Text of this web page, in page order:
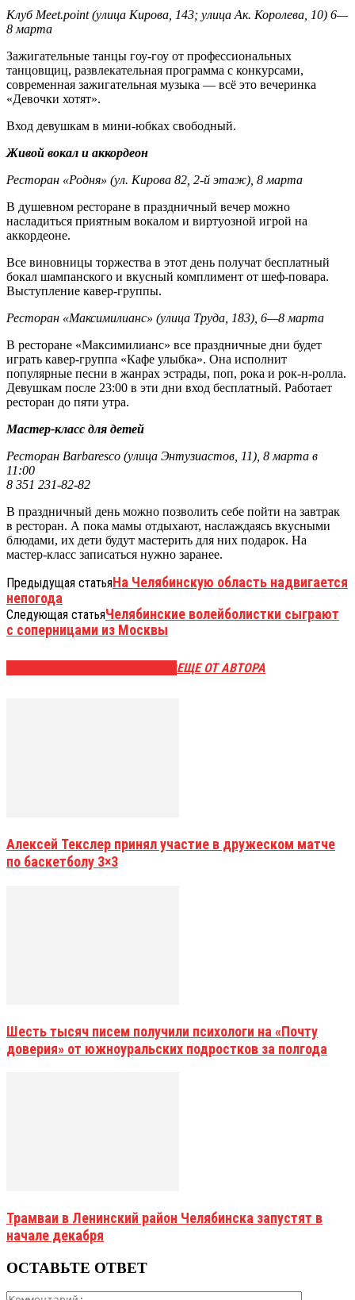
Клуб Meet.point (улица Кирова, 143; улица Ак. Королева, 10) 6—
8 марта
Зажигательные танцы гоу-гоу от профессиональных
танцовщиц, развлекательная программа с конкурсами,
современная зажигательная музыка — всё это вечеринка
«Девочки хотят».
Вход девушкам в мини-юбках свободный.
Живой вокал и аккордеон
Ресторан «Родня» (ул. Кирова 82, 2-й этаж), 8 марта
В душевном ресторане в праздничный вечер можно
насладиться приятным вокалом и виртуозной игрой на
аккордеоне.
Все виновницы торжества в этот день получат бесплатный
бокал шампанского и вкусный комплимент от шеф-повара.
Выступление кавер-группы.
Ресторан «Максимилианс» (улица Труда, 183), 6—8 марта
В ресторане «Максимилианс» все праздничные дни будет
играть кавер-группа «Кафе улыбка». Она исполнит
популярные песни в жанрах эстрады, поп, рока и рок-н-ролла.
Девушкам после 23:00 в эти дни вход бесплатный. Работает
ресторан до пяти утра.
Мастер-класс для детей
Ресторан Barbaresco (улица Энтузиастов, 11), 8 марта в
11:00
8 351 231-82-82
В праздничный день можно позволить себе пойти на завтрак
в ресторан. А пока мамы отдыхают, наслаждаясь вкусными
блюдами, их дети будут мастерить для них подарок. На
мастер-класс записаться нужно заранее.
Предыдущая статьяНа Челябинскую область надвигается
непогода
Следующая статьяЧелябинские волейболистки сыграют
с соперницами из Москвы
ЕЩЕ ОТ АВТОРА
Алексей Текслер принял участие в дружеском матче
по баскетболу 3×3
Шесть тысяч писем получили психологи на «Почту
доверия» от южноуральских подростков за полгода
Трамваи в Ленинский район Челябинска запустят в
начале декабря
ОСТАВЬТЕ ОТВЕТ